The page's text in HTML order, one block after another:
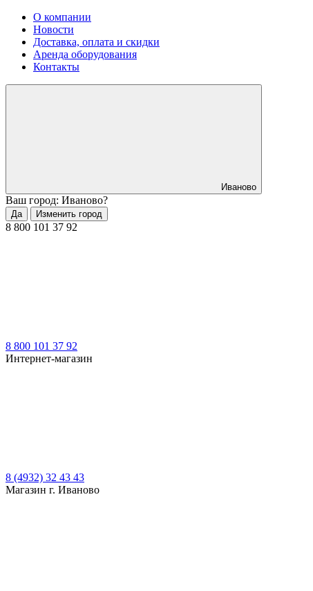
О компании
Новости
Доставка, оплата и скидки
Аренда оборудования
Контакты
Иваново
Ваш город: Иваново?
Да Изменить город
8 800 101 37 92
8 800 101 37 92
Интернет-магазин
8 (4932) 32 43 43
Магазин г. Иваново